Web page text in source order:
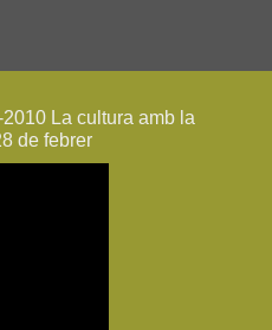
La cultura amb la
de febrer